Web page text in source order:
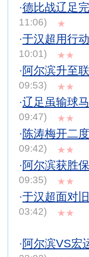
·德比战辽足
11:06)
★
·于汉超用行
10:01)
★★
·阿尔滨升至
09:53)
★★
·辽足虽输球
09:47)
★★
·陈涛梅开二
09:42)
★★
·阿尔滨获胜
09:35)
★★
·于汉超面对
03:42)
★★
·阿尔滨VS宏